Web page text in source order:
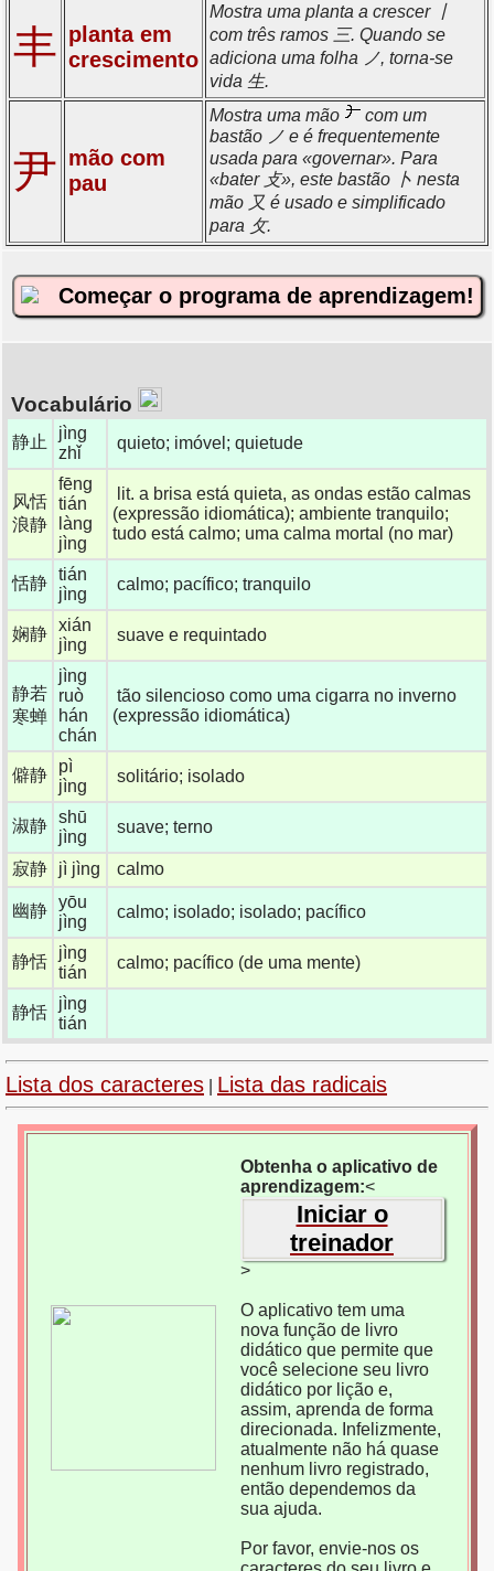
丰 planta em
crescimento
Mostra uma planta a crescer 丨
com três ramos 三. Quando se
adiciona uma folha ノ, torna-se
vida 生.
尹 mão com
pau
Mostra uma mão
com um
bastão ノ e é frequentemente
usada para «governar». Para
«bater 攴», este bastão 卜 nesta
mão 又 é usado e simplificado
para 攵.
Começar o programa de aprendizagem!
Vocabulário
静止
jìng
zhǐ
quieto; imóvel; quietude
风恬
浪静
fēng
tián
làng
jìng
lit. a brisa está quieta, as ondas estão calmas
(expressão idiomática); ambiente tranquilo;
tudo está calmo; uma calma mortal (no mar)
恬静 tián
jìng
calmo; pacífico; tranquilo
娴静 xián
jìng
suave e requintado
静若
寒蝉
jìng
ruò
hán
chán
tão silencioso como uma cigarra no inverno
(expressão idiomática)
僻静
pì
jìng
solitário; isolado
淑静 shū
jìng
suave; terno
寂静 jì jìng calmo
幽静 yōu
jìng
calmo; isolado; isolado; pacífico
静恬
jìng
tián
calmo; pacífico (de uma mente)
静恬
jìng
tián
Lista dos caracteres Lista das radicais
Obtenha o aplicativo de
aprendizagem:<
Iniciar o
treinador
>
O aplicativo tem uma
nova função de livro
didático que permite que
você selecione seu livro
didático por lição e,
assim, aprenda de forma
direcionada. Infelizmente,
atualmente não há quase
nenhum livro registrado,
então dependemos da
sua ajuda.
Por favor, envie-nos os